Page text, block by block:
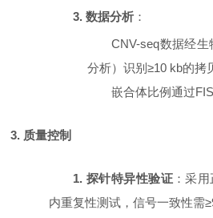
3. 数据分析 ：
CNV-seq数据经
分析）识别≥10 kb的拷
嵌合体比例通过
3. 质量控制
1. 探针特异性验证 ：采
内重复性测试，信号一致性需